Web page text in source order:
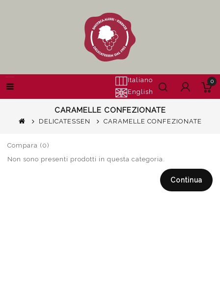
Italiano
English
0
CARAMELLE CONFEZIONATE
DELICATESSEN CARAMELLE CONFEZIONATE
Compara (0)
Non sono presenti prodotti in questa categoria.
Continua